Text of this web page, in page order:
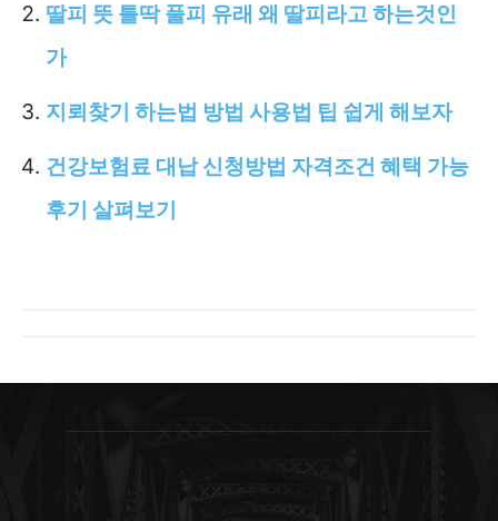
딸피 뜻 틀딱 풀피 유래 왜 딸피라고 하는것인
가
지뢰찾기 하는법 방법 사용법 팁 쉽게 해보자
건강보험료 대납 신청방법 자격조건 혜택 가능
후기 살펴보기